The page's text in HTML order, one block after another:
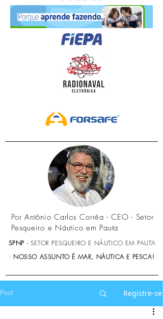
Por Antônio Carlos Corrêa - CEO - Setor
Pesqueiro e Náutico em Pauta
SPNP - SETOR PESQUEIRO E NÁUTICO EM PAUTA
- NOSSO ASSUNTO É MAR, NÁUTICA E PESCA!
Post Registre-se